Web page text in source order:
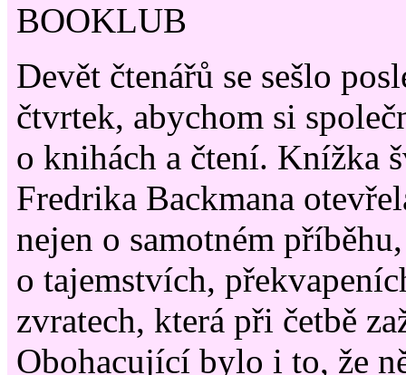
BOOKLUB
Devět čtenářů se sešlo
čtvrtek, abychom si
o knihách a čtení. Knížka
Fredrika Backmana
nejen o samotném
o tajemstvích,
zvratech, která při četbě
Obohacující bylo i to, že